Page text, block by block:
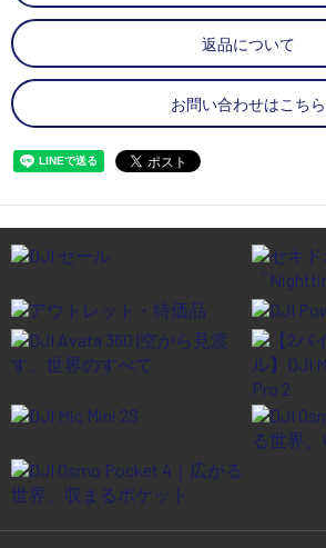
返品について
お問い合わせはこちら